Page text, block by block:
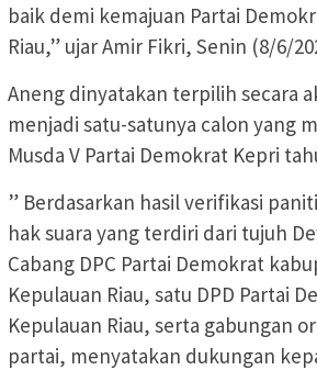
baik demi kemajuan Partai
Riau,” ujar Amir Fikri, Senin (8/6/
Aneng dinyatakan terpilih secara
menjadi satu-satunya calon yang
Musda V Partai Demokrat Kepri
” Berdasarkan hasil verifikasi
hak suara yang terdiri dari tujuh
Cabang DPC Partai Demokrat
Kepulauan Riau, satu DPD Partai
Kepulauan Riau, serta gabungan
partai, menyatakan dukungan